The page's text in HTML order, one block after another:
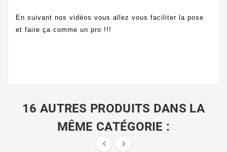
En suivant nos vidéos vous allez vous faciliter la pose
et faire ça comme un pro !!!
16 AUTRES PRODUITS DANS LA
MÊME CATÉGORIE :
 